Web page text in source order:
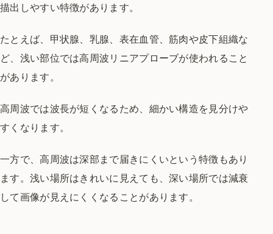
描出しやすい特徴があります。
たとえば、甲状腺、乳腺、表在血管、筋肉や皮下組織な
ど、浅い部位では高周波リニアプローブが使われること
があります。
高周波では波長が短くなるため、細かい構造を見分けや
すくなります。
一方で、高周波は深部まで届きにくいという特徴もあり
ます。浅い場所はきれいに見えても、深い場所では減衰
して画像が見えにくくなることがあります。